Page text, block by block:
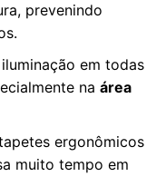
prevenindo
em todas
na área
ergonômicos
muito tempo em